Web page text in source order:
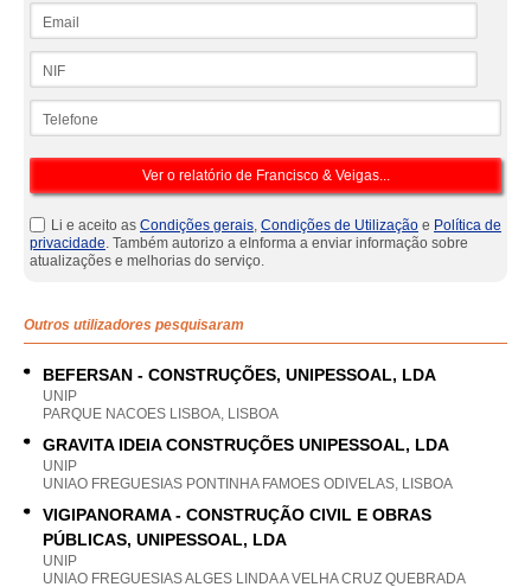
Li e aceito as Condições gerais, Condições de Utilização e Política de
privacidade. Também autorizo a eInforma a enviar informação sobre
atualizações e melhorias do serviço.
Outros utilizadores pesquisaram
BEFERSAN - CONSTRUÇÕES, UNIPESSOAL, LDA
UNIP
PARQUE NACOES LISBOA, LISBOA
GRAVITA IDEIA CONSTRUÇÕES UNIPESSOAL, LDA
UNIP
UNIAO FREGUESIAS PONTINHA FAMOES ODIVELAS, LISBOA
VIGIPANORAMA - CONSTRUÇÃO CIVIL E OBRAS
PÚBLICAS, UNIPESSOAL, LDA
UNIP
UNIAO FREGUESIAS ALGES LINDA A VELHA CRUZ QUEBRADA